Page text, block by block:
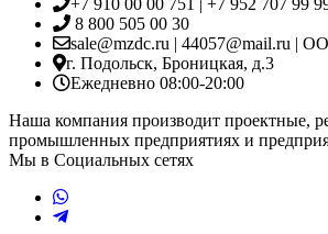
+7 910 00 00 751 | +7 952 707 99
8 800 505 00 30
sale@mzdc.ru | 44057@mail.ru |
г. Подольск, Броницкая, д.3
Ежедневно 08:00-20:00
Наша компания производит проектные,
промышленных предприятиях и
Мы в Социальных сетях